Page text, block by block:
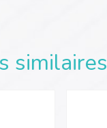
similaires